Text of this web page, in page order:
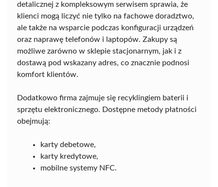
detalicznej z kompleksowym serwisem sprawia, że
klienci mogą liczyć nie tylko na fachowe doradztwo,
ale także na wsparcie podczas konfiguracji urządzeń
oraz naprawę telefonów i laptopów. Zakupy są
możliwe zarówno w sklepie stacjonarnym, jak i z
dostawą pod wskazany adres, co znacznie podnosi
komfort klientów.
Dodatkowo firma zajmuje się recyklingiem baterii i
sprzętu elektronicznego. Dostępne metody płatności
obejmują:
karty debetowe,
karty kredytowe,
mobilne systemy NFC.